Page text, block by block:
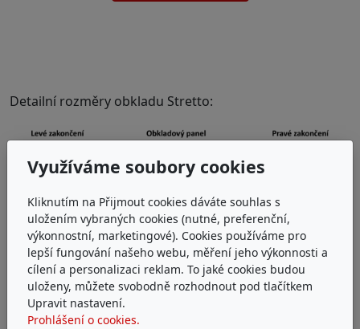
Detailní rozměry obkladu Stretto:
Využíváme soubory cookies
Kliknutím na Přijmout cookies dáváte souhlas s
uložením vybraných cookies (nutné, preferenční,
výkonnostní, marketingové). Cookies používáme pro
lepší fungování našeho webu, měření jeho výkonnosti a
cílení a personalizaci reklam. To jaké cookies budou
uloženy, můžete svobodně rozhodnout pod tlačítkem
Upravit nastavení.
Prohlášení o cookies.